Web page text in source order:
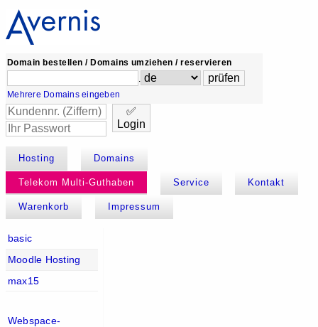
Domain bestellen / Domains umziehen / reservieren
.
Mehrere Domains eingeben
✅
Login
Hosting Domains
Telekom Multi-Guthaben Service Kontakt
Warenkorb Impressum
basic
Moodle Hosting
max15
Webspace-